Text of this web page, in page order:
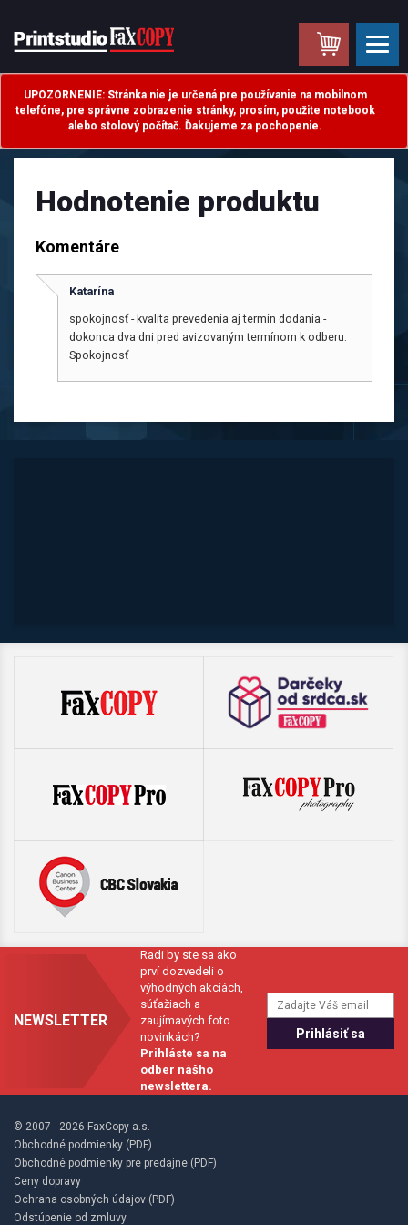
UPOZORNENIE: Stránka nie je určená pre používanie na mobilnom
telefóne, pre správne zobrazenie stránky, prosím, použite notebook
alebo stolový počítač. Ďakujeme za pochopenie.
.
Hodnotenie produktu
Komentáre
Katarína
spokojnosť - kvalita prevedenia aj termín dodania -
dokonca dva dni pred avizovaným termínom k odberu.
Spokojnosť
NEWSLETTER
Radi by ste sa ako
prví dozvedeli o
výhodných akciách,
súťažiach a
zaujímavých foto
novinkách?
Prihláste sa na
odber nášho
newslettera.
© 2007 - 2026 FaxCopy a.s.
Obchodné podmienky (PDF)
Obchodné podmienky pre predajne (PDF)
Ceny dopravy
Ochrana osobných údajov (PDF)
Odstúpenie od zmluvy